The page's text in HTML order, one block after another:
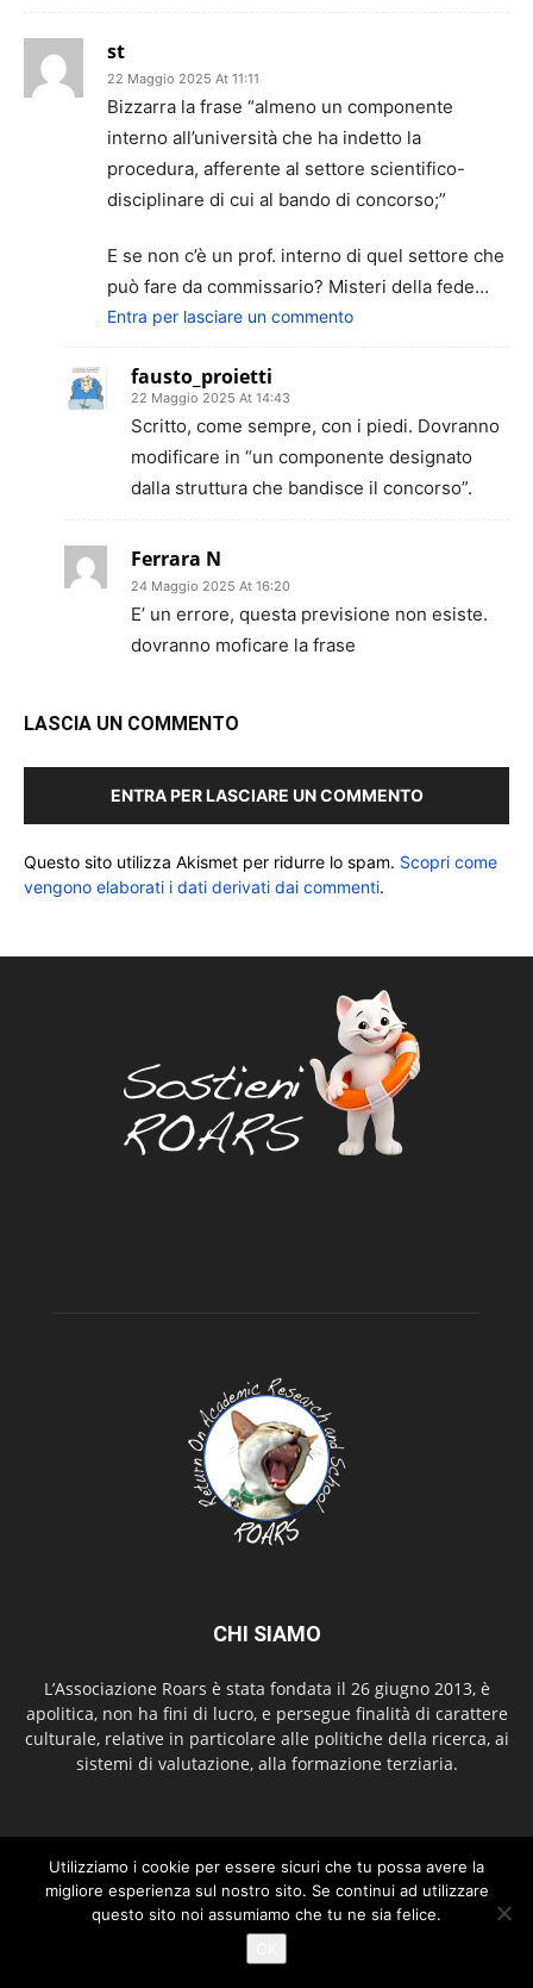
st
22 Maggio 2025 At 11:11
Bizzarra la frase “almeno un componente
interno all’università che ha indetto la
procedura, afferente al settore scientifico-
disciplinare di cui al bando di concorso;”
E se non c’è un prof. interno di quel settore che
può fare da commissario? Misteri della fede…
Entra per lasciare un commento
fausto_proietti
22 Maggio 2025 At 14:43
Scritto, come sempre, con i piedi. Dovranno
modificare in “un componente designato
dalla struttura che bandisce il concorso”.
Ferrara N
24 Maggio 2025 At 16:20
E’ un errore, questa previsione non esiste.
dovranno moficare la frase
LASCIA UN COMMENTO
ENTRA PER LASCIARE UN COMMENTO
Questo sito utilizza Akismet per ridurre lo spam. Scopri come
vengono elaborati i dati derivati dai commenti.
CHI SIAMO
L’Associazione Roars è stata fondata il 26 giugno 2013, è
apolitica, non ha fini di lucro, e persegue finalità di carattere
culturale, relative in particolare alle politiche della ricerca, ai
sistemi di valutazione, alla formazione terziaria.
Utilizziamo i cookie per essere sicuri che tu possa avere la
migliore esperienza sul nostro sito. Se continui ad utilizzare
questo sito noi assumiamo che tu ne sia felice.